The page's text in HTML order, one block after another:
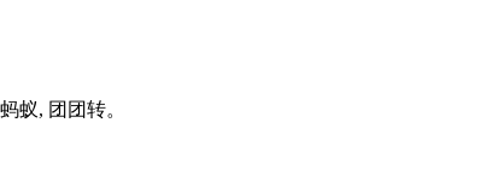
蚁, 团团转。